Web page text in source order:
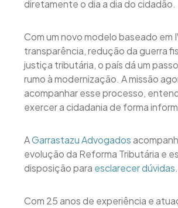
diretamente o dia a dia do cidadão.
Com um novo modelo baseado em
transparência, redução da guerra
justiça tributária, o país dá um
rumo à modernização. A missão
acompanhar esse processo,
exercer a cidadania de forma
AGarrastazu Advogados
evolução da Reforma Tributária e
disposição para esclarecer dúvidas.
Com 25 anos de experiência e